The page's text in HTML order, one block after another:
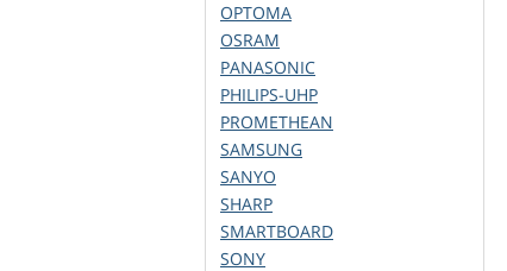
OPTOMA
OSRAM
PANASONIC
PHILIPS-UHP
PROMETHEAN
SAMSUNG
SANYO
SHARP
SMARTBOARD
SONY